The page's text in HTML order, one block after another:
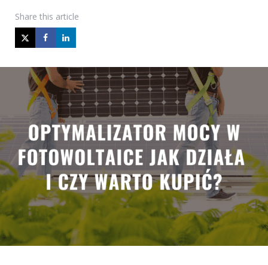
Share this article